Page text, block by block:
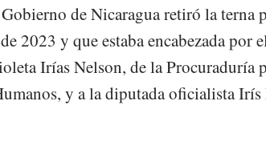
de Nicaragua retiró la terna
2023 y que estaba encabezada por
Irías Nelson, de la Procuraduría
y a la diputada oficialista